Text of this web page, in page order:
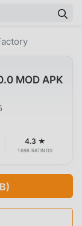
MOD APK
4.3 ★
1698 RATINGS